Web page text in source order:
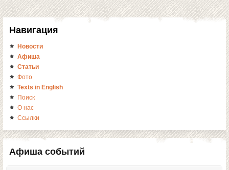
Навигация
Новости
Афиша
Статьи
Фото
Texts in English
Поиск
О нас
Ссылки
Афиша событий